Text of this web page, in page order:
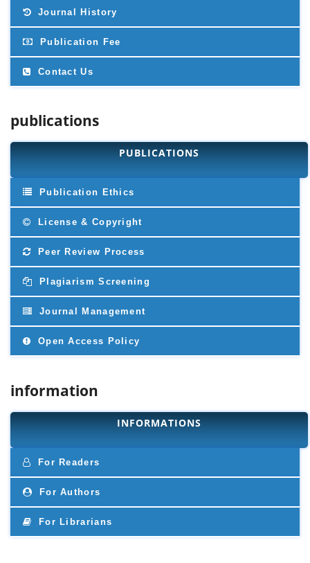
Journal History
Publication Fee
Contact Us
publications
PUBLICATIONS
Publication Ethics
License & Copyright
Peer Review Process
Plagiarism Screening
Journal Management
Open Access Policy
information
INFORMATIONS
For Readers
For Authors
For Librarians